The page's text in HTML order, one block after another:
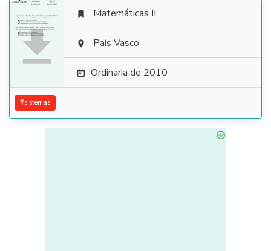

 Matemáticas II
 País Vasco
 Ordinaria de 2010
#sistemas